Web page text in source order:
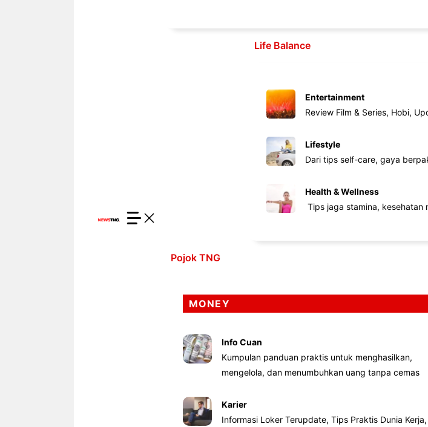
Life Balance
Entertainment
Review Film & Series, Hobi,
Lifestyle
Dari tips self-care, gaya
Health & Wellness
Tips jaga stamina, kesehatan
Pojok TNG
MONEY
Info Cuan
Kumpulan panduan praktis untuk menghasilkan,
mengelola, dan menumbuhkan uang tanpa cemas
Karier
Informasi Loker Terupdate, Tips Praktis Dunia Kerja,